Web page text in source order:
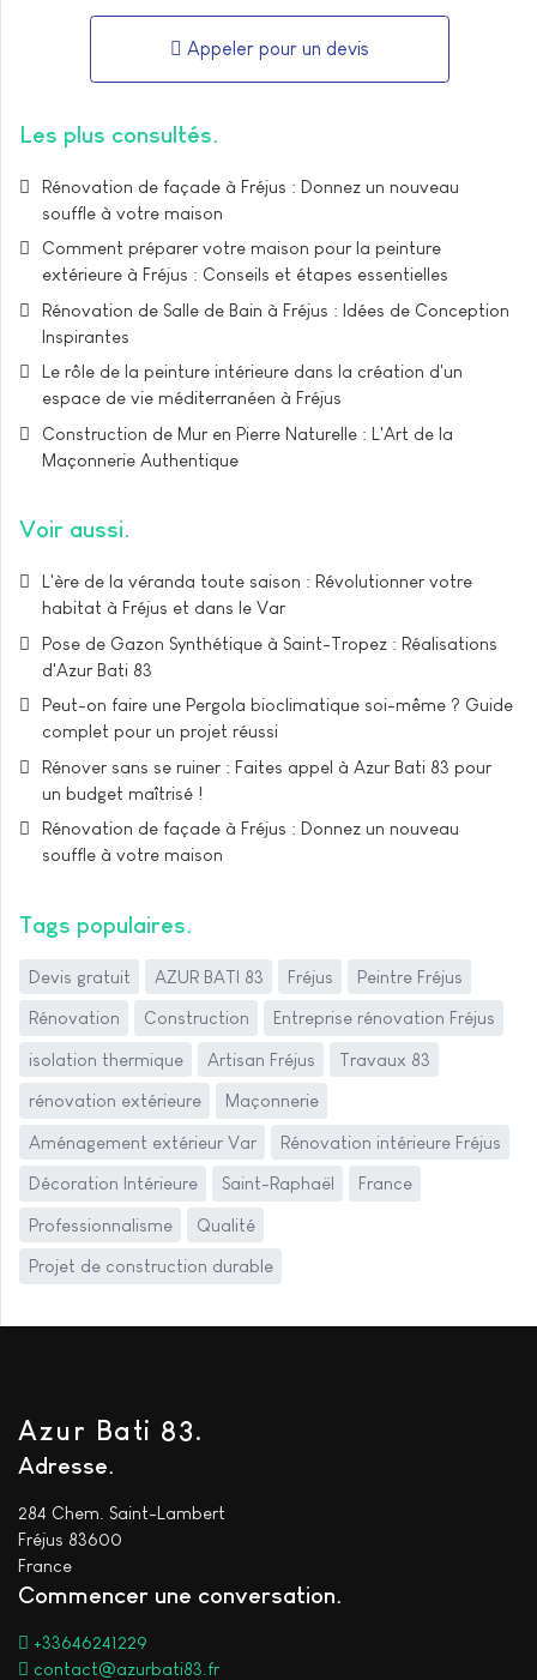
Appeler pour un devis
Les plus consultés
Rénovation de façade à Fréjus : Donnez un nouveau
souffle à votre maison
Comment préparer votre maison pour la peinture
extérieure à Fréjus : Conseils et étapes essentielles
Rénovation de Salle de Bain à Fréjus : Idées de Conception
Inspirantes
Le rôle de la peinture intérieure dans la création d'un
espace de vie méditerranéen à Fréjus
Construction de Mur en Pierre Naturelle : L'Art de la
Maçonnerie Authentique
Voir aussi
L'ère de la véranda toute saison : Révolutionner votre
habitat à Fréjus et dans le Var
Pose de Gazon Synthétique à Saint-Tropez : Réalisations
d'Azur Bati 83
Peut-on faire une Pergola bioclimatique soi-même ? Guide
complet pour un projet réussi
Rénover sans se ruiner : Faites appel à Azur Bati 83 pour
un budget maîtrisé !
Rénovation de façade à Fréjus : Donnez un nouveau
souffle à votre maison
Tags populaires
Devis gratuit AZUR BATI 83 Fréjus Peintre Fréjus
Rénovation Construction Entreprise rénovation Fréjus
isolation thermique Artisan Fréjus Travaux 83
rénovation extérieure Maçonnerie
Aménagement extérieur Var Rénovation intérieure Fréjus
Décoration Intérieure Saint-Raphaël France
Professionnalisme Qualité
Projet de construction durable
Azur Bati 83.
Adresse
284 Chem. Saint-Lambert
Fréjus 83600
France
Commencer une conversation
+33646241229
contact@azurbati83.fr